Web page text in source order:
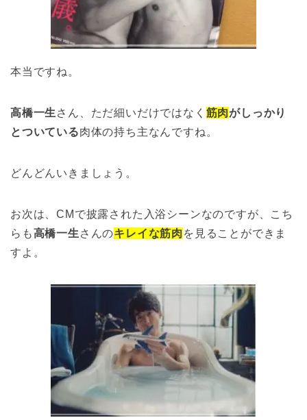
本当ですね。
高橋一生 さん、ただ細いだけではなく 筋肉がしっかり
とついている肉体の持ち主なんですね。
どんどんいきましょう。
お次は、CMで披露された入浴シーンなのですが、こち
らも高橋一生 さんのキレイな筋肉 を見ることができま
すよ。